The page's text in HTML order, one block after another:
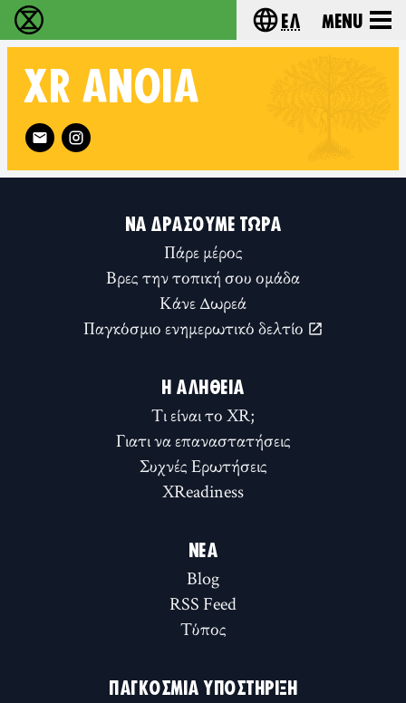
Extinction Rebellion - Home Choose your
Ελ Menu
XR ANOIA
Follow XR Anoia on
ΝΑ ΔΡΆΣΟΥΜΕ ΤΏΡΑ
Πάρε μέρος
Βρες την τοπική σου ομάδα
Κάνε Δωρεά
Παγκόσμιο ενημερωτικό δελτίο
Η ΑΛΉΘΕΙΑ
Τι είναι το XR;
Γιατι να επαναστατήσεις
Συχνές Ερωτήσεις
XReadiness
ΝΈΑ
Blog
RSS Feed
Τύπος
ΠΑΓΚΌΣΜΙΑ ΥΠΟΣΤΉΡΙΞΗ